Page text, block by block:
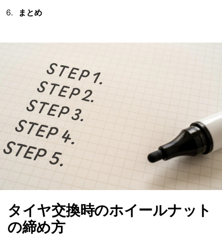
まとめ
タイヤ交換時のホイールナット
の締め方